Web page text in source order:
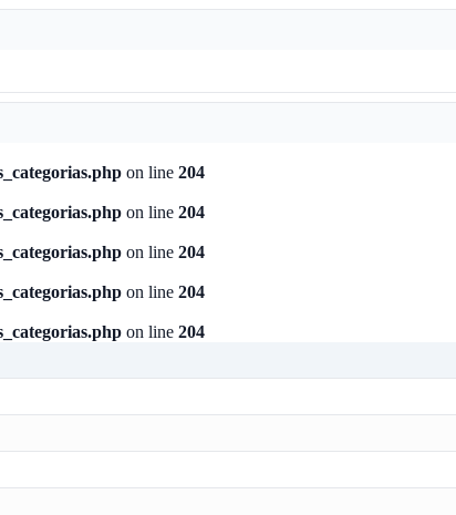
on line 204
on line 204
on line 204
on line 204
on line 204